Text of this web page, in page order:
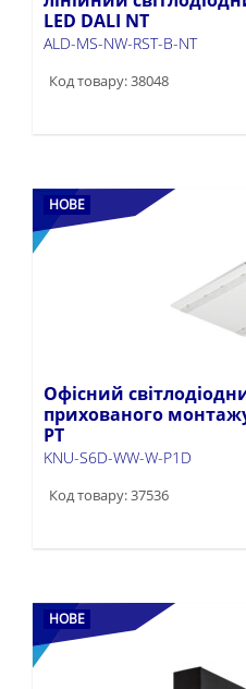
LED DALI NT
ALD-MS-NW-RST-B-NT
Код товару: 38048
НОВЕ
Офісний
прихованого
PT
KNU-S6D-WW-W-P1D
Код товару: 37536
НОВЕ